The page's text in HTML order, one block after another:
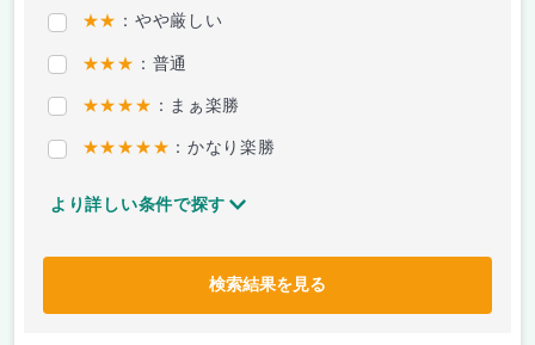
★★ ：やや厳しい
★★★ ：普通
★★★★ ：まぁ楽勝
★★★★★ ：かなり楽勝
より詳しい条件で探す
検索結果を見る